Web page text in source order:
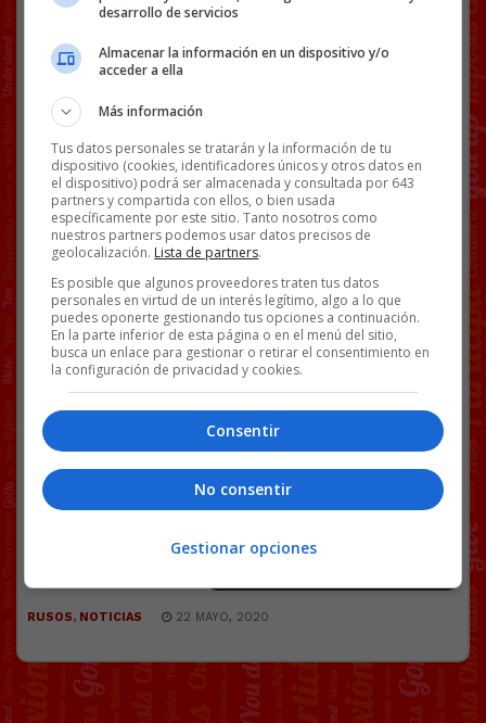
@ elmundoenviado porXtresado.
Facebook
Twitter
WhatsApp
Gmail
Copy
Link
BS18
TRANSPARENTE
43 COMENTARIOS
RUSOS, NOTICIAS 22 MAYO, 2020
desarrollo de servicios
Almacenar la información en un dispositivo y/o
acceder a ella
Más información
Tus datos personales se tratarán y la información de tu
dispositivo (cookies, identificadores únicos y otros datos en
el dispositivo) podrá ser almacenada y consultada por 643
partners y compartida con ellos, o bien usada
específicamente por este sitio. Tanto nosotros como
nuestros partners podemos usar datos precisos de
geolocalización. Lista de partners.
Es posible que algunos proveedores traten tus datos
personales en virtud de un interés legítimo, algo a lo que
puedes oponerte gestionando tus opciones a continuación.
En la parte inferior de esta página o en el menú del sitio,
busca un enlace para gestionar o retirar el consentimiento en
la configuración de privacidad y cookies.
Consentir
No consentir
Gestionar opciones